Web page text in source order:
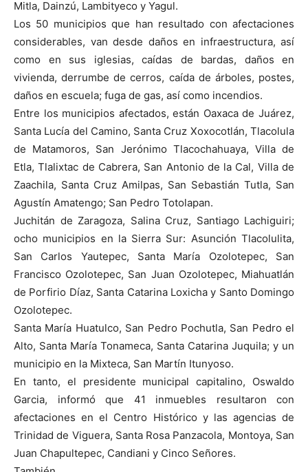
Mitla, Dainzú, Lambityeco y Yagul.
Los 50 municipios que han resultado con afectaciones
considerables, van desde daños en infraestructura, así
como en sus iglesias, caídas de bardas, daños en
vivienda, derrumbe de cerros, caída de árboles, postes,
daños en escuela; fuga de gas, así como incendios.
Entre los municipios afectados, están Oaxaca de Juárez,
Santa Lucía del Camino, Santa Cruz Xoxocotlán, Tlacolula
de Matamoros, San Jerónimo Tlacochahuaya, Villa de
Etla, Tlalixtac de Cabrera, San Antonio de la Cal, Villa de
Zaachila, Santa Cruz Amilpas, San Sebastián Tutla, San
Agustín Amatengo; San Pedro Totolapan.
Juchitán de Zaragoza, Salina Cruz, Santiago Lachiguiri;
ocho municipios en la Sierra Sur: Asunción Tlacolulita,
San Carlos Yautepec, Santa María Ozolotepec, San
Francisco Ozolotepec, San Juan Ozolotepec, Miahuatlán
de Porfirio Díaz, Santa Catarina Loxicha y Santo Domingo
Ozolotepec.
Santa María Huatulco, San Pedro Pochutla, San Pedro el
Alto, Santa María Tonameca, Santa Catarina Juquila; y un
municipio en la Mixteca, San Martín Itunyoso.
En tanto, el presidente municipal capitalino, Oswaldo
Garcia, informó que 41 inmuebles resultaron con
afectaciones en el Centro Histórico y las agencias de
Trinidad de Viguera, Santa Rosa Panzacola, Montoya, San
Juan Chapultepec, Candiani y Cinco Señores.